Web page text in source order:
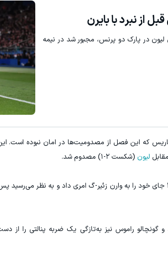
از نبرد با بایرن
در پارک دو پرنس، مجبور شد در نیمه
که این فصل از مصدومیت‌ها در امان نبوده است. این
لیون (شکست ۲-۱) مصدوم شد.
این هافبک پرتغالیِ قهرمان اروپا، در دقیقه ۳۹ جای خود را به وارن زئیر-گ امری
پاریس با نتیجه ۲-۰ عقب بود و گونچالو راموس نیز به‌تازگی یک ضربه